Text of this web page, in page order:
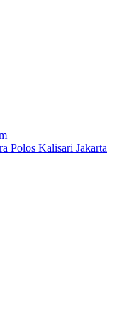
Polos Kalisari Jakarta